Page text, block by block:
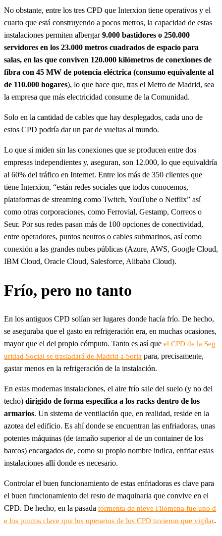
No obstante, entre los tres CPD que Interxion tiene operativos y el
cuarto que está construyendo a pocos metros, la capacidad de estas
instalaciones permiten albergar9.000 bastidores o 250.000
servidores en los 23.000 metros cuadrados de espacio para
salas, en las que conviven 120.000 kilómetros de conexiones de
fibra con 45 MW de potencia eléctrica (consumo equivalente al
de 110.000 hogares), lo que hace que, tras el Metro de Madrid, sea
la empresa que más electricidad consume de la Comunidad.
Solo en la cantidad de cables que hay desplegados, cada uno de
estos CPD podría dar un par de vueltas al mundo.
Lo que sí miden sin las conexiones que se producen entre dos
empresas independientes y, aseguran, son 12.000, lo que equivaldría
al 60% del tráfico en Internet. Entre los más de 350 clientes que
tiene Interxion, “están redes sociales que todos conocemos,
plataformas de streaming como Twitch, YouTube o Netflix” así
como otras corporaciones, como Ferrovial, Gestamp, Correos o
Seur. Por sus redes pasan más de 100 opciones de conectividad,
entre operadores, puntos neutros o cables submarinos, así como
conexión a las grandes nubes públicas (Azure, AWS, Google Cloud,
IBM Cloud, Oracle Cloud, Salesforce, Alibaba Cloud).
Frío, pero no tanto
En los antiguos CPD solían ser lugares donde hacía frío. De hecho,
se aseguraba que el gasto en refrigeración era, en muchas ocasiones,
mayor que el del propio cómputo. Tanto es así que el CPD de la Seg
uridad Social se trasladará de Madrid a Soria para, precisamente,
gastar menos en la refrigeración de la instalación.
En estas modernas instalaciones, el aire frío sale del suelo (y no del
techo) dirigido de forma específica a los racks dentro de los
armarios. Un sistema de ventilación que, en realidad, reside en la
azotea del edificio. Es ahí donde se encuentran las enfriadoras, unas
potentes máquinas (de tamaño superior al de un container de los
barcos) encargados de, como su propio nombre indica, enfriar estas
instalaciones allí donde es necesario.
Controlar el buen funcionamiento de estas enfriadoras es clave para
el buen funcionamiento del resto de maquinaria que convive en el
CPD. De hecho, en la pasada tormenta de nieve Filomena fue uno d
e los puntos clave que los operarios de los CPD tuvieron que vigilar.